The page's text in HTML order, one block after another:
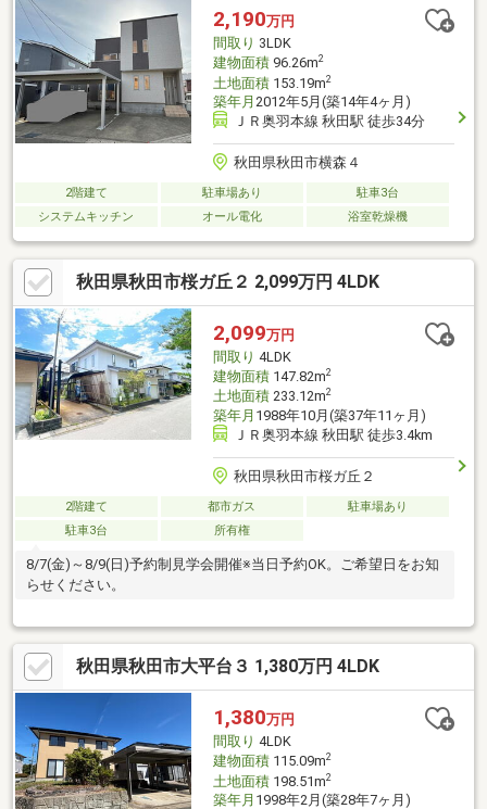
リプロデザインにおまかせ下さい！お客様にお会いできること、
スタッフ一同、心よりお待ちしております！
2,190万円
間取り 3LDK
建物面積96.26m2
土地面積153.19m2
築年月 2012年5月(築14年4ヶ月)
ＪＲ奥羽本線 秋田駅 徒歩34分
秋田県秋田市横森４
2階建て 駐車場あり
駐車3台
システムキッチン
オール電化 浴室乾燥機
秋田県秋田市桜ガ丘２ 2,099万円 4LDK
2,099万円
間取り 4LDK
建物面積147.82m2
土地面積233.12m2
築年月 1988年10月(築37年11ヶ月)
ＪＲ奥羽本線 秋田駅 徒歩3.4km
秋田県秋田市桜ガ丘２
2階建て 都市ガス
駐車場あり
駐車3台
所有権
8/7(金)～8/9(日)予約制見学会開催※当日予約OK。ご希望日をお知
らせください。
秋田県秋田市大平台３ 1,380万円 4LDK
1,380万円
間取り 4LDK
建物面積115.09m2
土地面積198.51m2
築年月 1998年2月(築28年7ヶ月)